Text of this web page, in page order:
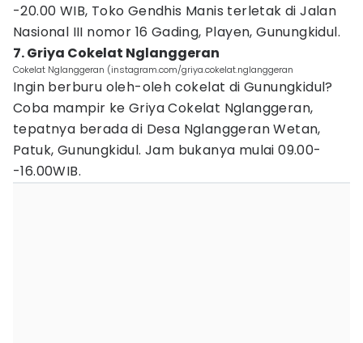
-20.00 WIB, Toko Gendhis Manis terletak di Jalan
Nasional III nomor 16 Gading, Playen, Gunungkidul.
7. Griya Cokelat Nglanggeran
Cokelat Nglanggeran (instagram.com/griya.cokelat.nglanggeran
Ingin berburu oleh-oleh cokelat di Gunungkidul?
Coba mampir ke Griya Cokelat Nglanggeran,
tepatnya berada di Desa Nglanggeran Wetan,
Patuk, Gunungkidul. Jam bukanya mulai 09.00-
-16.00WIB.